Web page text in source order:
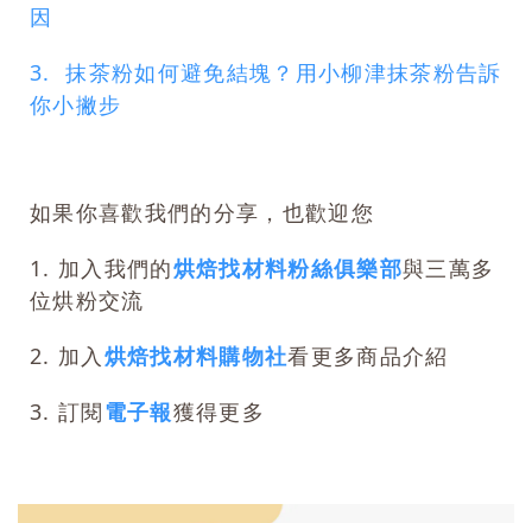
因
3. 抹茶粉如何避免結塊？用小柳津抹茶粉告訴
你小撇步
如果你喜歡我們的分享，也歡迎您
1. 加入我們的烘焙找材料粉絲俱樂部與三萬多
位烘粉交流
2. 加入 烘焙找材料購物社看更多商品介紹
3. 訂閱電子報獲得更多